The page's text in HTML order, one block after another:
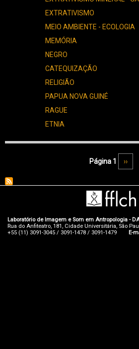
EXTRATIVISMO
MEIO AMBIENTE - ECOLOGIA
MEMÓRIA
NEGRO
CATEQUIZAÇÃO
RELIGIÃO
PAPUA NOVA GUINÉ
RAGUE
ETNIA
Página 1 Próxima
››
Laboratório de Imagem e Som em Antropologia - DA
Rua do Anfiteatro, 181, Cidade Universitária, São
+55 (11) 3091-3045 / 3091-1478 / 3091-1479 E-